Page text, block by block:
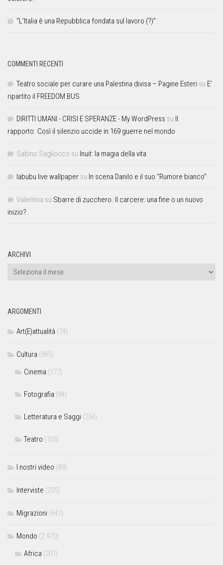
“L’Italia è una Repubblica fondata sul lavoro (?)”
COMMENTI RECENTI
Teatro sociale per curare una Palestina divisa – Pagine Esteri su E’
ripartito il FREEDOM BUS
DIRITTI UMANI - CRISI E SPERANZE - My WordPress su Il
rapporto. Così il silenzio uccide in 169 guerre nel mondo
Sabino Sagliocco su Inuit: la magia della vita
labubu live wallpaper su In scena Danilo e il suo “Rumore bianco”
Valentina su Sbarre di zucchero. Il carcere: una fine o un nuovo
inizio?
ARCHIVI
ARGOMENTI
Art(E)attualità (74)
Cultura (885)
Cinema (177)
Fotografia (84)
Letteratura e Saggi (254)
Teatro (105)
I nostri video (89)
Interviste (235)
Migrazioni (641)
Mondo (2.970)
Africa (201)